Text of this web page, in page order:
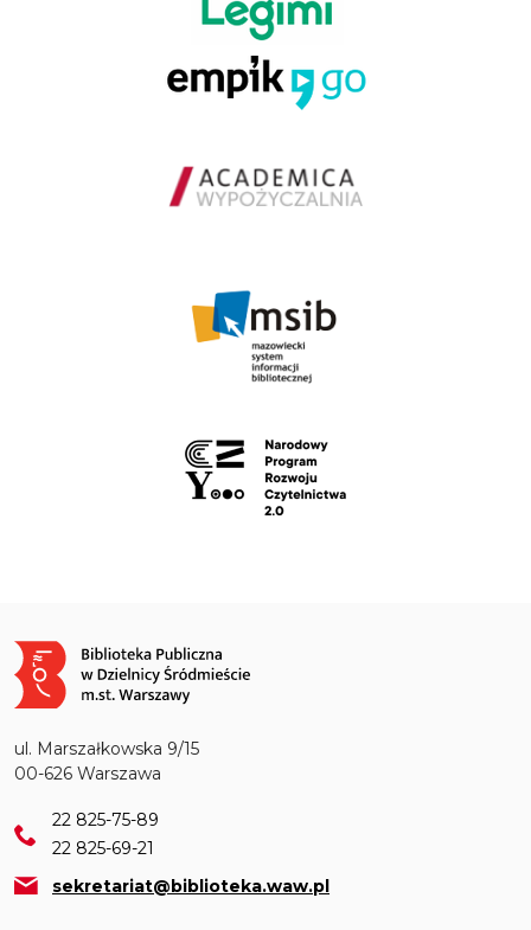
Obraz
ul. Marszałkowska 9/15
00-626 Warszawa
22 825-75-89
22 825-69-21
sekretariat@biblioteka.waw.pl